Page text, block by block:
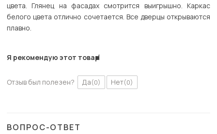
цвета. Глянец на фасадах смотрится выигрышно. Каркас
белого цвета отлично сочетается. Все дверцы открываются
плавно.
Я рекомендую этот товар
Отзыв был полезен? Да(0) Нет(0)
ВОПРОС-ОТВЕТ